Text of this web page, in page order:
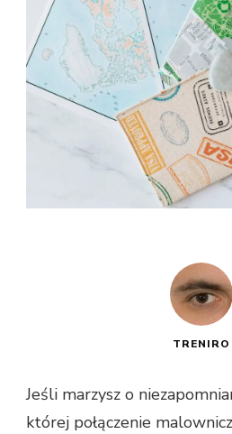
TRENIRO
Jeśli marzysz o
której połączenie